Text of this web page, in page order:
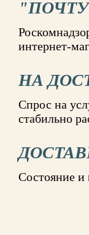
интернет-
НА
Спрос на
стабильно
Состояние и